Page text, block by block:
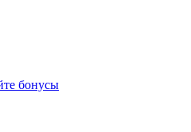
бонусы